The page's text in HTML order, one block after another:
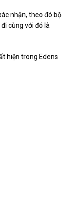
nhận, theo đó bộ
cùng với đó là
hiện trong Edens